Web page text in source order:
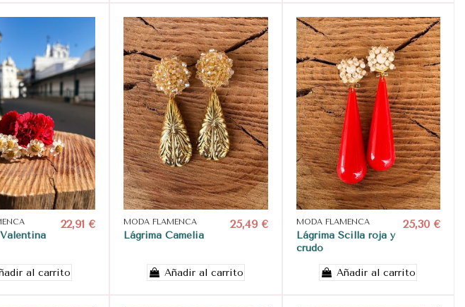
22,91 €
al carrito
MODA FLAMENCA
Lágrima Camelia
25,49 €
Añadir al carrito
MODA FLAMENCA
Lágrima Scilla roja y
crudo
25,30 €
Añadir al carrito